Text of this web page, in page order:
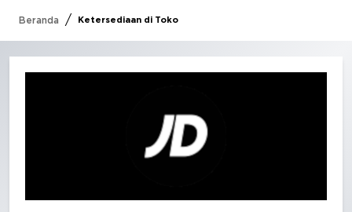
Beranda / Ketersediaan di Toko